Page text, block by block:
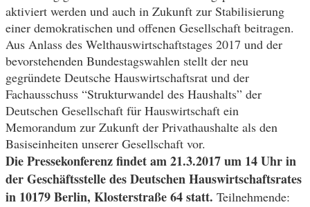
aktiviert werden und auch in Zukunft zur Stabilisierung
einer demokratischen und offenen Gesellschaft beitragen.
Aus Anlass des Welthauswirtschaftstages 2017 und der
bevorstehenden Bundestagswahlen stellt der neu
gegründete Deutsche Hauswirtschaftsrat und der
Fachausschuss “Strukturwandel des Haushalts” der
Deutschen Gesellschaft für Hauswirtschaft ein
Memorandum zur Zukunft der Privathaushalte als den
Basiseinheiten unserer Gesellschaft vor.
Die Pressekonferenz findet am 21.3.2017 um 14 Uhr in
der Geschäftsstelle des Deutschen Hauswirtschaftsrates
in 10179 Berlin, Klosterstraße 64 statt. Teilnehmende: